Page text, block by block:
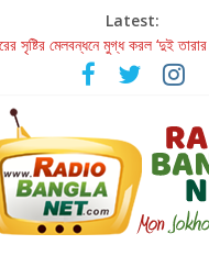
Latest:
‘তুমি এলে তাই’
সৃষ্টির মেলবন্ধনে মুগ্ধ করল ‘দুই তারার
— বাঙালির গান শোনার বিবর্তনের গল্প
প্রথমবার মঞ্চে এবার রথযাত্রার
Thought-Provoking Short
of Justice